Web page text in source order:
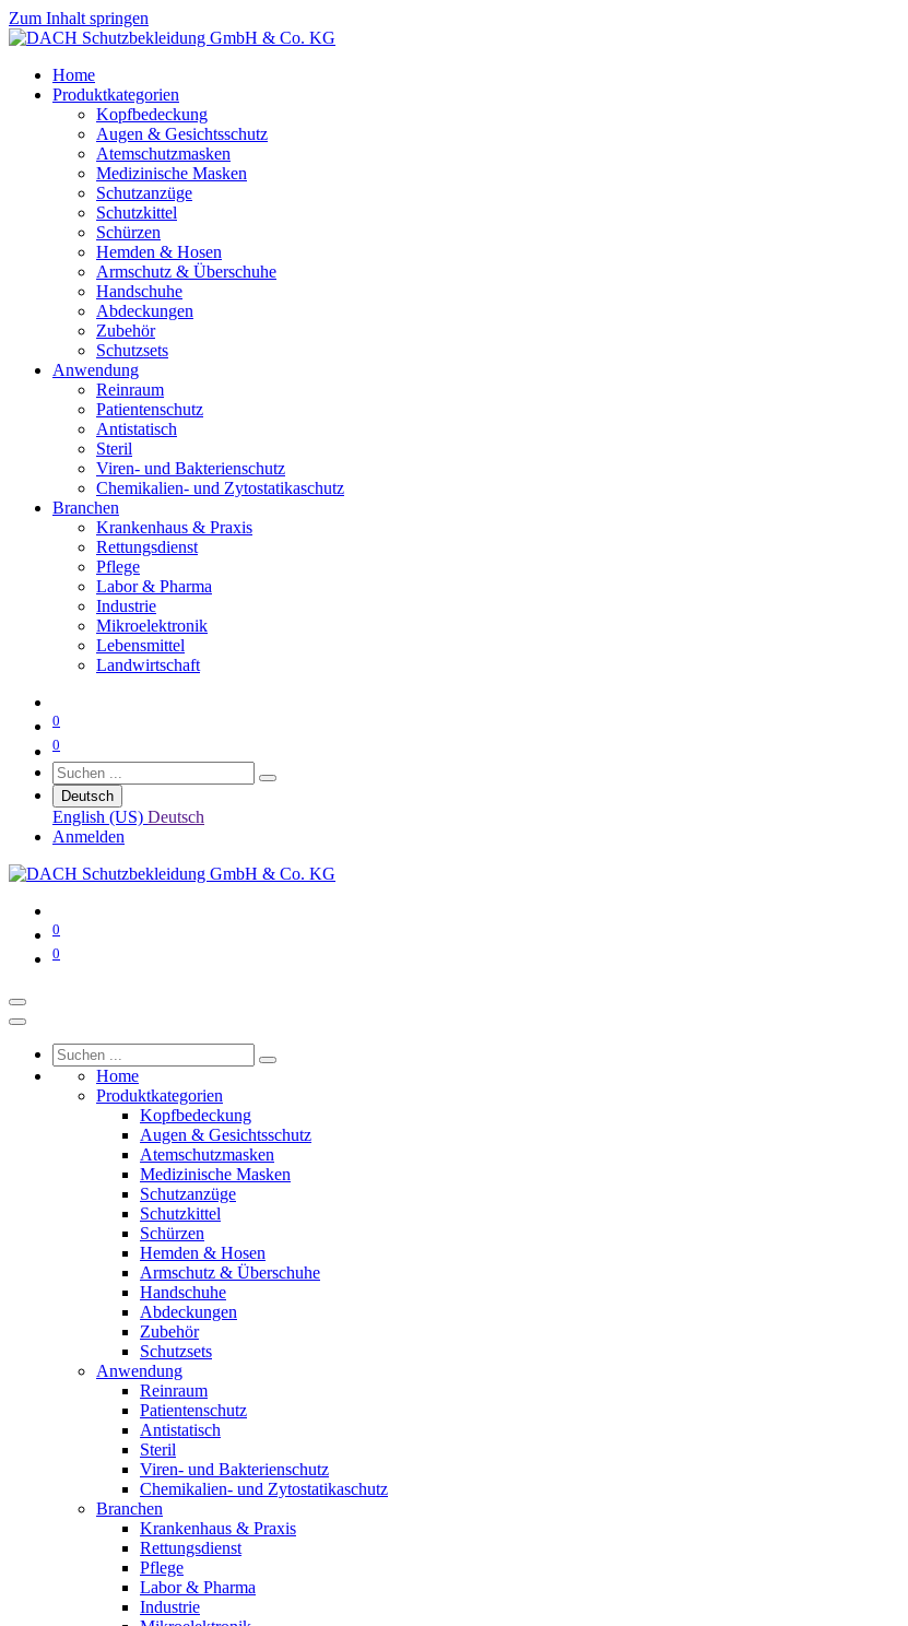
Zum Inhalt springen
Home
Produktkategorien
Kopfbedeckung
Augen & Gesichtsschutz
Atemschutzmasken
Medizinische Masken
Schutzanzüge
Schutzkittel
Schürzen
Hemden & Hosen
Armschutz & Überschuhe
Handschuhe
Abdeckungen
Zubehör
Schutzsets
Anwendung
Reinraum
Patientenschutz
Antistatisch
Steril
Viren- und Bakterienschutz
Chemikalien- und Zytostatikaschutz
Branchen
Krankenhaus & Praxis
Rettungsdienst
Pflege
Labor & Pharma
Industrie
Mikroelektronik
Lebensmittel
Landwirtschaft
0
0
Deutsch
English (US) Deutsch
Anmelden
0
0
Home
Produktkategorien
Kopfbedeckung
Augen & Gesichtsschutz
Atemschutzmasken
Medizinische Masken
Schutzanzüge
Schutzkittel
Schürzen
Hemden & Hosen
Armschutz & Überschuhe
Handschuhe
Abdeckungen
Zubehör
Schutzsets
Anwendung
Reinraum
Patientenschutz
Antistatisch
Steril
Viren- und Bakterienschutz
Chemikalien- und Zytostatikaschutz
Branchen
Krankenhaus & Praxis
Rettungsdienst
Pflege
Labor & Pharma
Industrie